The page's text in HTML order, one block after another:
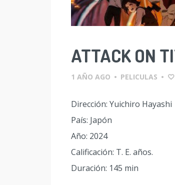
ATTACK ON
1 AÑO AGO • PELICULAS •
Dirección: Yuichiro Hayashi
País: Japón
Año: 2024
Calificación: T. E. años.
Duración: 145 min